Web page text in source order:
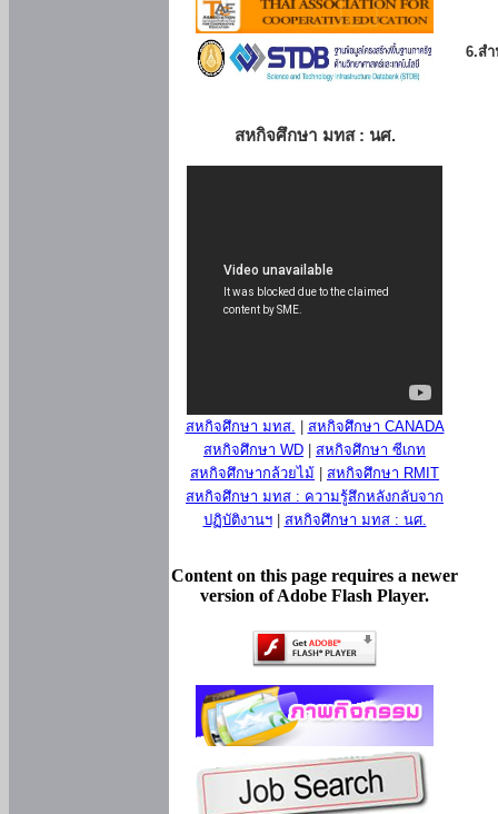
สหกิจศึกษา มทส : นศ.
สหกิจศึกษา มทส.
สหกิจศึกษา CANADA
สหกิจศึกษา WD
สหกิจศึกษา ซีเกท
สหกิจศึกษากล้วยไม้
สหกิจศึกษา RMIT
สหกิจศึกษา มทส : ความรู้สึกหลังกลับจาก
ปฏิบัติงานฯ| สหกิจศึกษา มทส : นศ.
Content on this page requires a newer
version of Adobe Flash Player.
6.ส